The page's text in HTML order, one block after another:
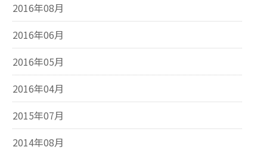
2016年08月
2016年06月
2016年05月
2016年04月
2015年07月
2014年08月